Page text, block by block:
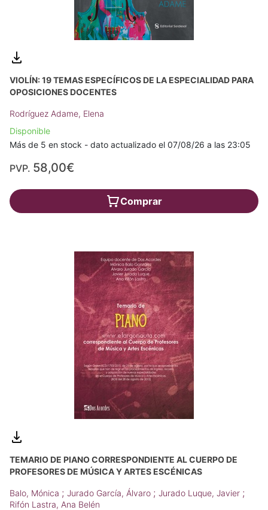
VIOLÍN: 19 TEMAS ESPECÍFICOS DE LA ESPECIALIDAD PARA
OPOSICIONES DOCENTES
Rodríguez Adame, Elena
Disponible
Más de 5 en stock - dato actualizado el 07/08/26 a las 23:05
PVP. 58,00€
Comprar
TEMARIO DE PIANO CORRESPONDIENTE AL CUERPO DE
PROFESORES DE MÚSICA Y ARTES ESCÉNICAS
Balo, Mónica ; Jurado García, Álvaro ; Jurado Luque, Javier ;
Rifón Lastra, Ana Belén